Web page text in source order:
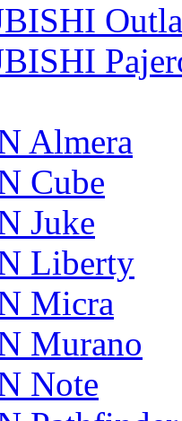
Almera
Cube
Juke
Liberty
Micra
Murano
Note